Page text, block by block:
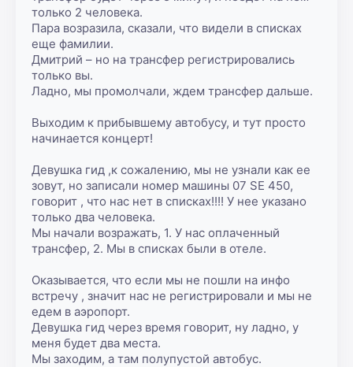
только 2 человека.
Пара возразила, сказали, что видели в списках
еще фамилии.
Дмитрий – но на трансфер регистрировались
только вы.
Ладно, мы промолчали, ждем трансфер дальше.
Выходим к прибывшему автобусу, и тут просто
начинается концерт!
Девушка гид ,к сожалению, мы не узнали как ее
зовут, но записали номер машины 07 SE 450,
говорит , что нас нет в списках!!!! У нее указано
только два человека.
Мы начали возражать, 1. У нас оплаченный
трансфер, 2. Мы в списках были в отеле.
Оказывается, что если мы не пошли на инфо
встречу , значит нас не регистрировали и мы не
едем в аэропорт.
Девушка гид через время говорит, ну ладно, у
меня будет два места.
Мы заходим, а там полупустой автобус.